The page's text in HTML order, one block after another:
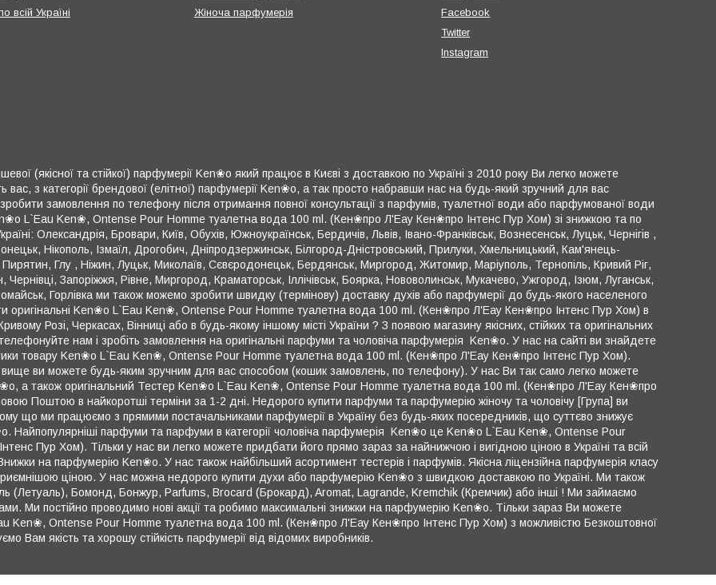
всій Україні
Жіноча парфумерія
Facebook
Twitter
Instagram
(якісної та стійкої) парфумерії Ken❀o який працює в Києві з доставкою по Україні з 2010 року Ви легко можете
з категорії брендової (елітної) парфумерії Ken❀o, а так просто набравши нас на будь-який зручний для вас
замовлення по телефону після отримання повної консультації з парфумів, туалетної води або парфумованої води
L`Eau Ken❀, Ontense Pour Homme туалетна вода 100 ml. (Кен❀про Л'Еау Кен❀про Інтенс Пур Хом) зі знижкою та по
Олександрія, Бровари, Київ, Обухів, Южноукраїнськ, Бердичів, Львів, Івано-Франківськ, Вознесенськ, Луцьк, Чернігів ,
Нікополь, Ізмаїл, Дрогобич, Дніпродзержинськ, Білгород-Дністровський, Прилуки, Хмельницький, Кам'янець-
Глу , Ніжин, Луцьк, Миколаїв, Сєвєродонецьк, Бердянськ, Миргород, Житомир, Маріуполь, Тернопіль, Кривий Ріг,
Запоріжжя, Рівне, Миргород, Краматорськ, Іллічівськ, Боярка, Нововолинськ, Мукачево, Ужгород, Ізюм, Луганськ,
Горлівка ми також можемо зробити швидку (термінову) доставку духів або парфумерії до будь-якого населеного
оригінальні Ken❀o L`Eau Ken❀, Ontense Pour Homme туалетна вода 100 ml. (Кен❀про Л'Еау Кен❀про Інтенс Пур Хом) в
Розі, Черкасах, Вінниці або в будь-якому іншому місті України ? З появою магазину якісних, стійких та оригінальних
нам і зробіть замовлення на оригінальні парфуми та чоловіча парфумерія Ken❀o. У нас на сайті ви знайдете
товару Ken❀o L`Eau Ken❀, Ontense Pour Homme туалетна вода 100 ml. (Кен❀про Л'Еау Кен❀про Інтенс Пур Хом).
ви можете будь-яким зручним для вас способом (кошик замовлень, по телефону). У нас Ви так само легко можете
а також оригінальний Тестер Ken❀o L`Eau Ken❀, Ontense Pour Homme туалетна вода 100 ml. (Кен❀про Л'Еау Кен❀про
Поштою в найкоротші терміни за 1-2 дні. Недорого купити парфуми та парфумерію жіночу та чоловічу [Група] ви
що ми працюємо з прямими постачальниками парфумерії в Україну без будь-яких посередників, що суттєво знижує
Найпопулярніші парфуми та парфуми в категорії чоловіча парфумерія Ken❀o це Ken❀o L`Eau Ken❀, Ontense Pour
Пур Хом). Тільки у нас ви легко можете придбати його прямо зараз за найнижчою і вигідною ціною в Україні та всій
Знижки на парфумерію Ken❀o. У нас також найбільший асортимент тестерів і парфумів. Якісна ліцензійна парфумерія класу
ціною. У нас можна недорого купити духи або парфумерію Ken❀o з швидкою доставкою по Україні. Ми також
(Летуаль), Бомонд, Бонжур, Parfums, Brocard (Брокард), Aromat, Lagrande, Kremchik (Кремчик) або інші ! Ми займаємо
Ми постійно проводимо нові акції та робимо максимальні знижки на парфумерію Ken❀o. Тільки зараз Ви можете
Ken❀, Ontense Pour Homme туалетна вода 100 ml. (Кен❀про Л'Еау Кен❀про Інтенс Пур Хом) з можливістю Безкоштовної
Вам якість та хорошу стійкість парфумерії від відомих виробників.